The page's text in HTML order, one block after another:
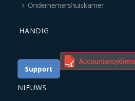
Ondernemershuiskamer
HANDIG
Support
NIEUWS